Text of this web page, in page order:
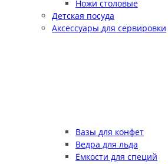
Ножи столовые
Детская посуда
Аксессуары для сервировки
Вазы для конфет
Ведра для льда
Ёмкости для специй